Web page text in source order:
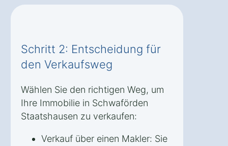
Schritt 2: Entscheidung für
den Verkaufsweg
Wählen Sie den richtigen Weg, um
Ihre Immobilie in Schwaförden
Staatshausen zu verkaufen:
Verkauf über einen Makler: Sie